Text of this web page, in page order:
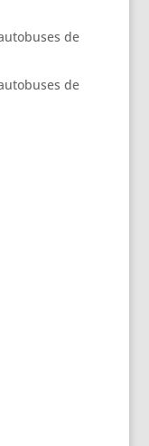
de
de